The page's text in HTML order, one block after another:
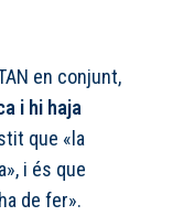
en conjunt,
i hi haja
que «la
i és que
de fer».